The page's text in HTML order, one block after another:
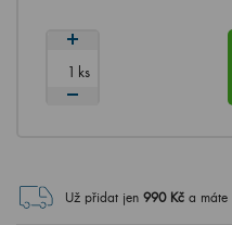
ks
Už přidat jen 990Kč a máte